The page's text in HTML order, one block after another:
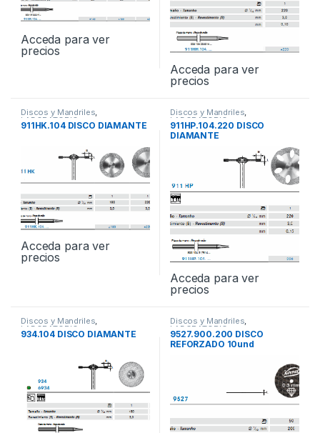
Acceda para ver
precios
Acceda para ver
precios
Discos y Mandriles,
LABORATORIO
911HK.104 DISCO DIAMANTE
Acceda para ver
precios
Discos y Mandriles,
LABORATORIO
911HP.104.220 DISCO
DIAMANTE
Acceda para ver
precios
Discos y Mandriles,
LABORATORIO
934.104 DISCO DIAMANTE
Discos y Mandriles,
LABORATORIO
9527.900.200 DISCO
REFORZADO 10und